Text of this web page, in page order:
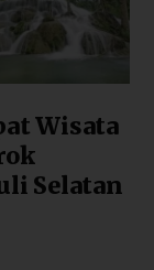
Wisata
Selatan